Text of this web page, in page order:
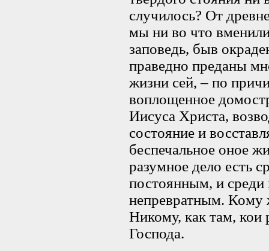
случилось? От
мы ни во что
заповедь, быв
праведно преданы
жизни сей, – по
воплощенное
Иисуса Христа,
состояние и
беспечальное оное
разумное дело есть
постоянным, и среди
непревратным. Кому
Никому, как там, кои
Господа.